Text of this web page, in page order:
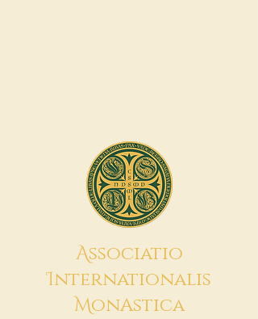
Associatio
Internationalis
MonAstica